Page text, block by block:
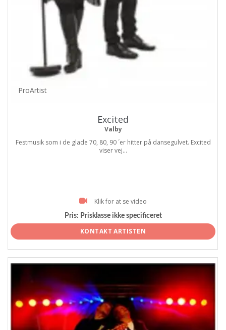
ProArtist
Excited
Valby
Festmusik som i de glade 70, 80, 90 ´er hitter på dansegulvet. Excited
viser vej...
Klik for at se video
Pris: Prisklasse ikke specificeret
KONTAKT ARTISTEN